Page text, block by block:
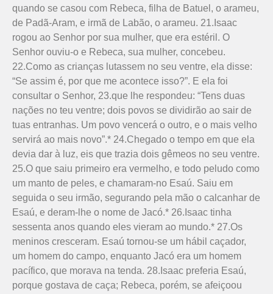
quando se casou com Rebeca, filha de Batuel, o arameu,
de Padã-Aram, e irmã de Labão, o arameu. 21.Isaac
rogou ao Senhor por sua mulher, que era estéril. O
Senhor ouviu-o e Rebeca, sua mulher, concebeu.
22.Como as crianças lutassem no seu ventre, ela disse:
“Se assim é, por que me acontece isso?”. E ela foi
consultar o Senhor, 23.que lhe respondeu: “Tens duas
nações no teu ventre; dois povos se dividirão ao sair de
tuas entranhas. Um povo vencerá o outro, e o mais velho
servirá ao mais novo”.* 24.Chegado o tempo em que ela
devia dar à luz, eis que trazia dois gêmeos no seu ventre.
25.O que saiu primeiro era vermelho, e todo peludo como
um manto de peles, e chamaram-no Esaú. Saiu em
seguida o seu irmão, segurando pela mão o calcanhar de
Esaú, e deram-lhe o nome de Jacó.* 26.Isaac tinha
sessenta anos quando eles vieram ao mundo.* 27.Os
meninos cresceram. Esaú tornou-se um hábil caçador,
um homem do campo, enquanto Jacó era um homem
pacífico, que morava na tenda. 28.Isaac preferia Esaú,
porque gostava de caça; Rebeca, porém, se afeiçoou